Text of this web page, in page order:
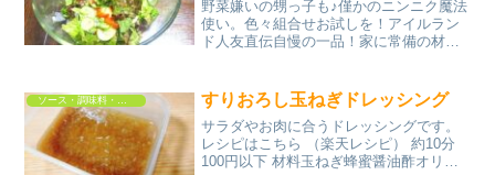
野菜嫌いの甥っ子も♪僅かのニンニク魔法
使い。色々組合せお試しを！アイルラン
ド人友直伝自慢の一品！家に常備の材料
ピ） 5分以内 100円以下 材料レタス（グ
リーンレタス...
すりおろし玉ねぎドレッシング
サラダやお肉に合うドレッシングです。
レシピはこちら （楽天レシピ） 約10分
100円以下 材料玉ねぎ蜂蜜醤油酢オリー